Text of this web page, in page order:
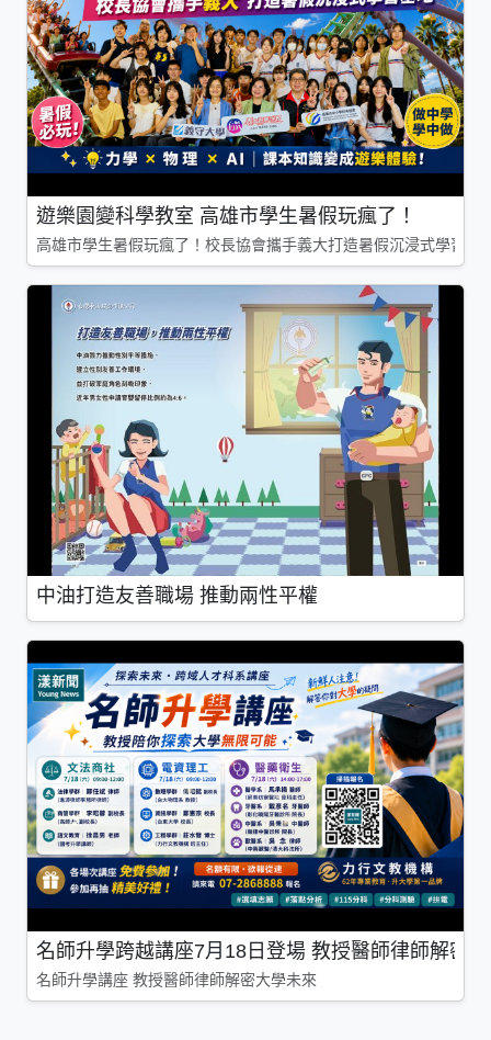
遊樂園變科學教室 高雄市學生暑假玩瘋了！
高雄市學生暑假玩瘋了！校長協會攜手義大打造暑假沉浸式學習基
中油打造友善職場 推動兩性平權
名師升學跨越講座7月18日登場 教授醫師律師解密
名師升學講座 教授醫師律師解密大學未來